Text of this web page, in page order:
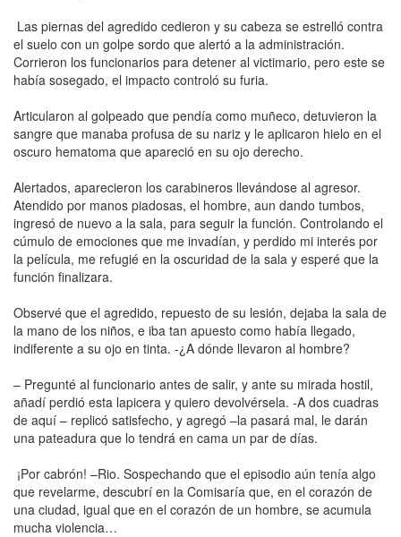
Las piernas del agredido cedieron y su cabeza se estrelló contra
el suelo con un golpe sordo que alertó a la administración.
Corrieron los funcionarios para detener al victimario, pero este se
había sosegado, el impacto controló su furia.
Articularon al golpeado que pendía como muñeco, detuvieron la
sangre que manaba profusa de su nariz y le aplicaron hielo en el
oscuro hematoma que apareció en su ojo derecho.
Alertados, aparecieron los carabineros llevándose al agresor.
Atendido por manos piadosas, el hombre, aun dando tumbos,
ingresó de nuevo a la sala, para seguir la función. Controlando el
cúmulo de emociones que me invadían, y perdido mi interés por
la película, me refugié en la oscuridad de la sala y esperé que la
función finalizara.
Observé que el agredido, repuesto de su lesión, dejaba la sala de
la mano de los niños, e iba tan apuesto como había llegado,
indiferente a su ojo en tinta. -¿A dónde llevaron al hombre?
– Pregunté al funcionario antes de salir, y ante su mirada hostil,
añadí perdió esta lapicera y quiero devolvérsela. -A dos cuadras
de aquí – replicó satisfecho, y agregó –la pasará mal, le darán
una pateadura que lo tendrá en cama un par de días.
¡Por cabrón! –Rio. Sospechando que el episodio aún tenía algo
que revelarme, descubrí en la Comisaría que, en el corazón de
una ciudad, igual que en el corazón de un hombre, se acumula
mucha violencia…